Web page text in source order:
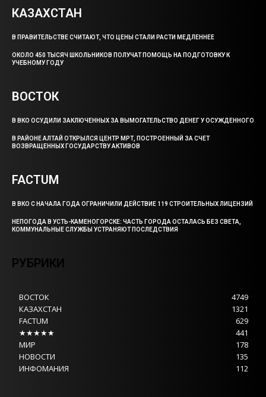
КАЗАХСТАН
В ПРАВИТЕЛЬСТВЕ СЧИТАЮТ, ЧТО ЦЕНЫ СТАЛИ РАСТИ МЕДЛЕННЕЕ
ОКОЛО 450 ТЫСЯЧ ШКОЛЬНИКОВ ПОЛУЧАТ ПОМОЩЬ НА ПОДГОТОВКУ К
УЧЕБНОМУ ГОДУ
ВОСТОК
В ВКО ОСУДИЛИ ЗАКЛЮЧЕННЫХ ЗА ВЫМОГАТЕЛЬСТВО ДЕНЕГ У ОСУЖДЕННОГО
В РАЙОНЕ АЛТАЙ ОТКРЫЛСЯ ЦЕНТР МРТ, ПОСТРОЕННЫЙ ЗА СЧЕТ
ВОЗВРАЩЕННЫХ ГОСУДАРСТВУ АКТИВОВ
FACTUM
В ВКО С НАЧАЛА ГОДА ОГРАНИЧИЛИ ДЕЙСТВИЕ 119 СТРОИТЕЛЬНЫХ ЛИЦЕНЗИЙ
НЕПОГОДА В УСТЬ-КАМЕНОГОРСКЕ: ЧАСТЬ ГОРОДА ОСТАЛАСЬ БЕЗ СВЕТА,
КОММУНАЛЬНЫЕ СЛУЖБЫ УСТРАНЯЮТ ПОСЛЕДСТВИЯ
РУБРИКИ
ВОСТОК
4749
КАЗАХСТАН
1321
FACTUM
629
★★★★★
441
МИР
178
НОВОСТИ
135
ИНФОМАНИЯ
112